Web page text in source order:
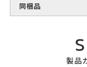
同梱品
製品